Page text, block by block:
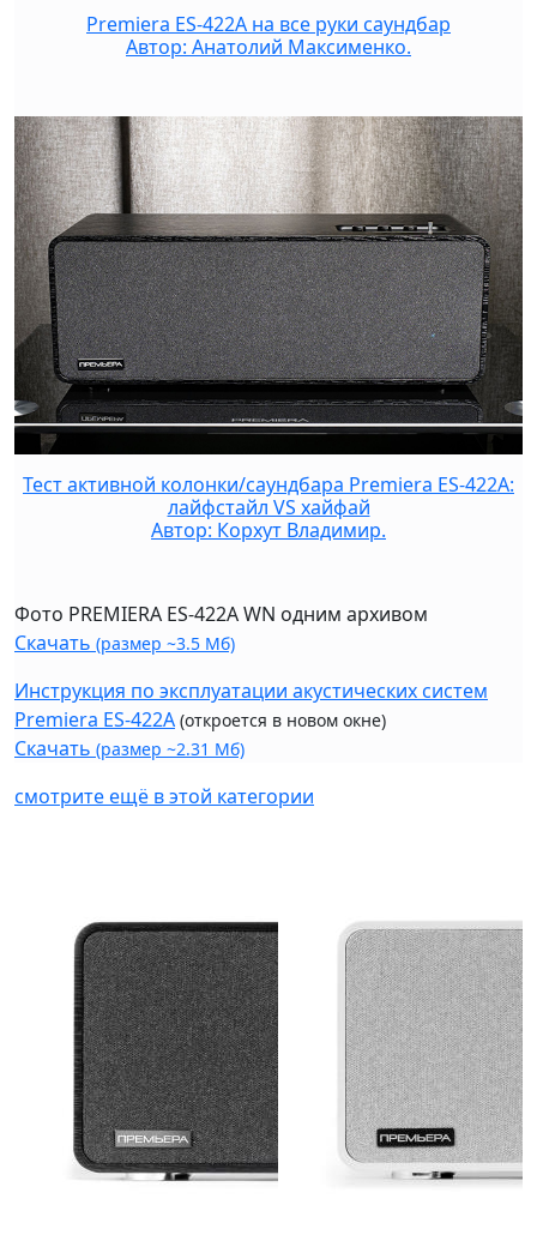
Premiera ES-422A на все руки саундбар
Автор: Анатолий Максименко.
Тест активной колонки/саундбара Premiera ES-422A:
лайфстайл VS хайфай
Автор: Корхут Владимир.
Фото PREMIERA ES-422A WN одним архивом
Скачать (размер ~3.5 Мб)
Инструкция по эксплуатации акустических систем
Premiera ES-422A (откроется в новом окне)
Скачать (размер ~2.31 Мб)
смотрите ещё в этой категории